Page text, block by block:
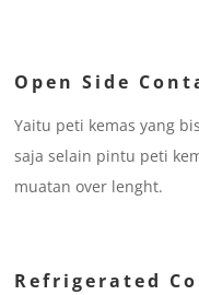
Open Side
Yaitu peti kemas yang
saja selain pintu peti
muatan over lenght.
Refrigerated